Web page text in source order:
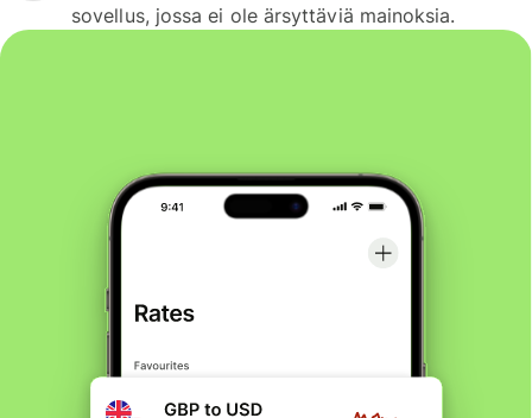
sovellus, jossa ei ole ärsyttäviä mainoksia.